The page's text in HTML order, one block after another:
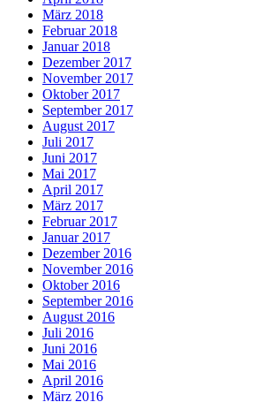
März 2018
Februar 2018
Januar 2018
Dezember 2017
November 2017
Oktober 2017
September 2017
August 2017
Juli 2017
Juni 2017
Mai 2017
April 2017
März 2017
Februar 2017
Januar 2017
Dezember 2016
November 2016
Oktober 2016
September 2016
August 2016
Juli 2016
Juni 2016
Mai 2016
April 2016
März 2016